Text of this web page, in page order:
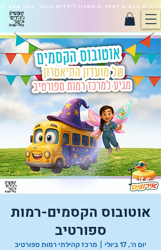
ברוכים הבאים לאתר תיאטרון לילדים ונוער באר שבע
אוטובוס הקסמים-רמות
ספורטיב
יום ה׳, 17 ביולי מרכז קהילתי רמות ספורטיב